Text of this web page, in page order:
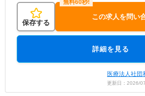
保存する
この求人を問い
詳細を見る
医療法人社団
更新日：2026/